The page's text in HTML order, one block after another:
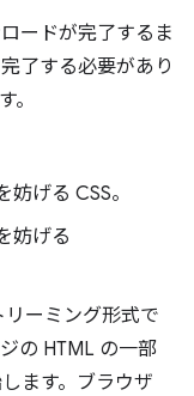
ードが完了するま
了する必要があり
。
げる CSS。
妨げる
ーミング形式で
の HTML の一部
ます。ブラウザ